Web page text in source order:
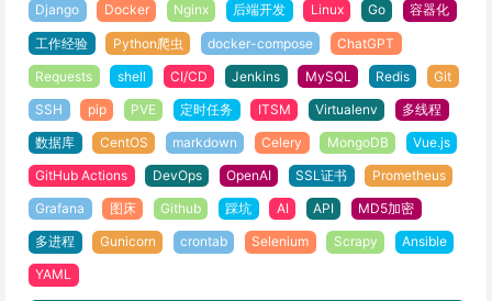
Django Docker Nginx 后端开发 Linux Go 容器化
工作经验 Python爬虫 docker-compose ChatGPT
Requests shell CI/CD Jenkins MySQL Redis Git
SSH pip PVE 定时任务 ITSM Virtualenv 多线程
数据库 CentOS markdown Celery MongoDB Vue.js
GitHub Actions DevOps OpenAI SSL证书 Prometheus
Grafana 图床 Github 踩坑 AI API MD5加密
多进程 Gunicorn crontab Selenium Scrapy Ansible
YAML